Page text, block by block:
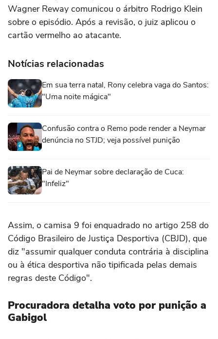
Wagner Reway comunicou o árbitro Rodrigo Klein
sobre o episódio. Após a revisão, o juiz aplicou o
cartão vermelho ao atacante.
Notícias relacionadas
Em sua terra natal, Rony celebra vaga do Santos:
"Uma noite mágica"
Confusão contra o Remo pode render a Neymar
denúncia no STJD; veja possível punição
Pai de Neymar sobre declaração de Cuca:
"Infeliz"
Assim, o camisa 9 foi enquadrado no artigo 258 do
Código Brasileiro de Justiça Desportiva (CBJD), que
diz "assumir qualquer conduta contrária à disciplina
ou à ética desportiva não tipificada pelas demais
regras deste Código".
Procuradora detalha voto por punição a
Gabigol